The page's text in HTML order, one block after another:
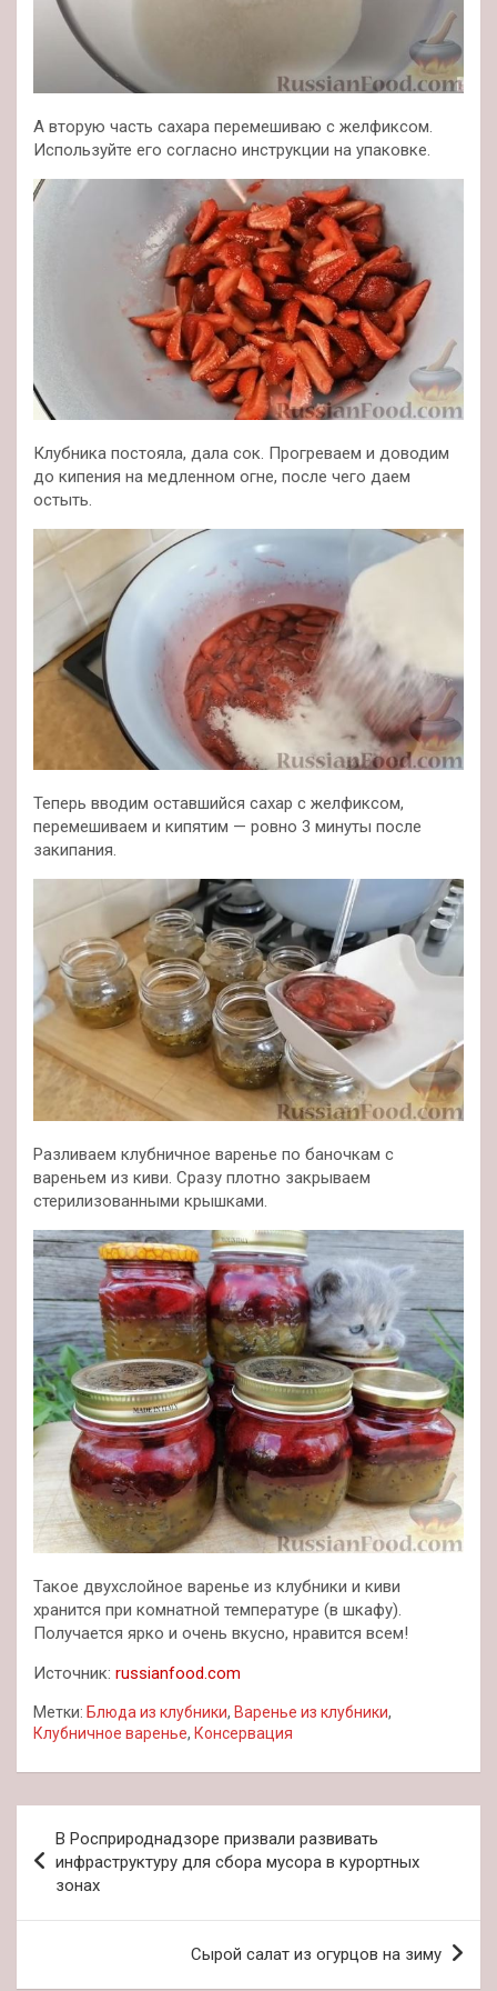
А вторую часть сахара перемешиваю с желфиксом.
Используйте его согласно инструкции на упаковке.
Клубника постояла, дала сок. Прогреваем и доводим
до кипения на медленном огне, после чего даем
остыть.
Теперь вводим оставшийся сахар с желфиксом,
перемешиваем и кипятим — ровно 3 минуты после
закипания.
Разливаем клубничное варенье по баночкам с
вареньем из киви. Сразу плотно закрываем
стерилизованными крышками.
Такое двухслойное варенье из клубники и киви
хранится при комнатной температуре (в шкафу).
Получается ярко и очень вкусно, нравится всем!
Источник: russianfood.com
Метки: Блюда из клубники, Варенье из клубники,
Клубничное варенье, Консервация
по
записям
В Росприроднадзоре призвали развивать
инфраструктуру для сбора мусора в курортных
зонах
Сырой салат из огурцов на зиму